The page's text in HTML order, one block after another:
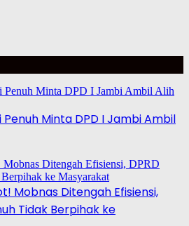
Penuh Minta DPD I Jambi Ambil
Mobnas Ditengah Efisiensi,
Tidak Berpihak ke